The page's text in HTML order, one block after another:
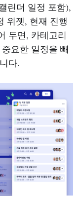
린더 일정 포함),
위젯, 현재 진행
두면, 카테고리
요한 일정을 빼
다.